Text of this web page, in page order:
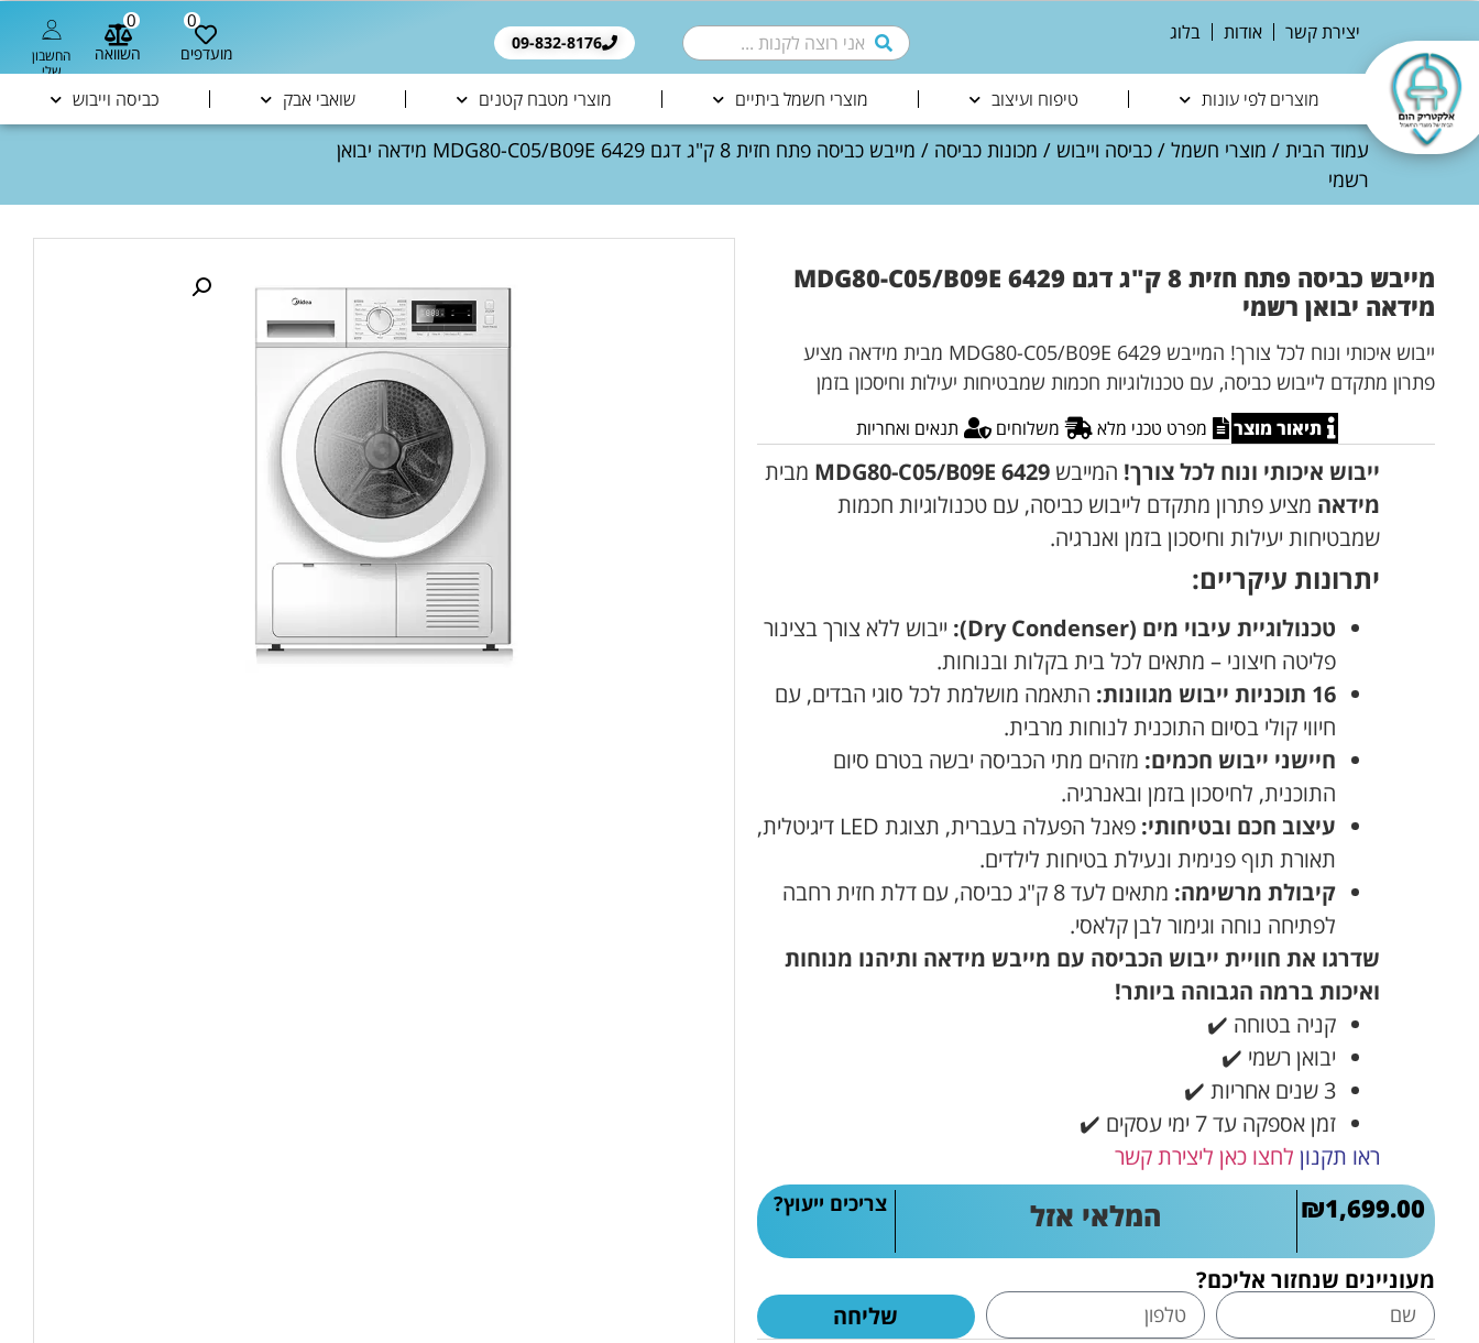
יצירת קשר אודות בלוג 09-832-8176​
מועדפים
0
השוואה
0
החשבון
שלי
מוצרים לפי עונות טיפוח ועיצוב מוצרי חשמל ביתיים מוצרי מטבח קטנים שואבי אבק כביסה וייבוש
עמוד הבית / מוצרי חשמל / כביסה וייבוש / מכונות כביסה
/ מייבש כביסה פתח חזית 8 ק"ג דגם MDG80-C05/B09E 6429 מידאה יבואן
רשמי
מייבש כביסה פתח חזית 8 ק"ג דגם MDG80-C05/B09E 6429
מידאה יבואן רשמי
ייבוש איכותי ונוח לכל צורך! המייבש MDG80-C05/B09E 6429 מבית מידאה מציע
פתרון מתקדם לייבוש כביסה, עם טכנולוגיות חכמות שמבטיחות יעילות וחיסכון בזמן
תיאור מוצר מפרט טכני מלא משלוחים תנאים ואחריות
ייבוש איכותי ונוח לכל צורך! המייבש MDG80-C05/B09E 6429 מבית
מידאה מציע פתרון מתקדם לייבוש כביסה, עם טכנולוגיות חכמות
שמבטיחות יעילות וחיסכון בזמן ואנרגיה.
יתרונות עיקריים:
טכנולוגיית עיבוי מים (Dry Condenser):
ייבוש ללא צורך בצינור
פליטה חיצוני – מתאים לכל בית בקלות ובנוחות.
16 תוכניות ייבוש מגוונות:
התאמה מושלמת לכל סוגי הבדים, עם
חיווי קולי בסיום התוכנית לנוחות מרבית.
חיישני ייבוש חכמים: מזהים מתי הכביסה יבשה בטרם סיום
התוכנית, לחיסכון בזמן ובאנרגיה.
עיצוב חכם ובטיחותי:
פאנל הפעלה בעברית, תצוגת LED דיגיטלית,
תאורת תוף פנימית ונעילת בטיחות לילדים.
קיבולת מרשימה:
מתאים לעד 8 ק"ג כביסה, עם דלת חזית רחבה
לפתיחה נוחה וגימור לבן קלאסי.
שדרגו את חוויית ייבוש הכביסה עם מייבש מידאה ותיהנו מנוחות
ואיכות ברמה הגבוהה ביותר!
קניה בטוחה ✔️
יבואן רשמי ✔️
3 שנים אחריות ✔️
זמן אספקה עד 7 ימי עסקים ✔️
ראו תקנון לחצו כאן ליצירת קשר
₪1,699.00 המלאי אזל צריכים ייעוץ?
מעוניינים שנחזור אליכם?
שליחה